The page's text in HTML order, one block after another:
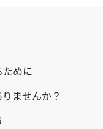
めに
ませんか？